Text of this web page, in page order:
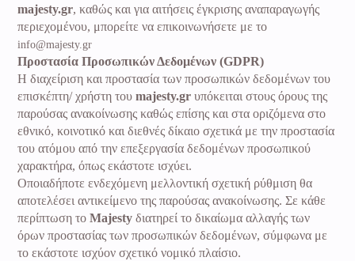
majesty.gr, καθώς και για αιτήσεις έγκρισης αναπαραγωγής
περιεχομένου, μπορείτε να επικοινωνήσετε με το
info@majesty.gr
Προστασία Προσωπικών Δεδομένων (GDPR)
Η διαχείριση και προστασία των προσωπικών δεδομένων του
επισκέπτη/ χρήστη τουmajesty.gr υπόκειται στους όρους της
παρούσας ανακοίνωσης καθώς επίσης και στα οριζόμενα στο
εθνικό, κοινοτικό και διεθνές δίκαιο σχετικά με την προστασία
του ατόμου από την επεξεργασία δεδομένων προσωπικού
χαρακτήρα, όπως εκάστοτε ισχύει.
Οποιαδήποτε ενδεχόμενη μελλοντική σχετική ρύθμιση θα
αποτελέσει αντικείμενο της παρούσας ανακοίνωσης. Σε κάθε
περίπτωση τοMajesty διατηρεί το δικαίωμα αλλαγής των
όρων προστασίας των προσωπικών δεδομένων, σύμφωνα με
το εκάστοτε ισχύον σχετικό νομικό πλαίσιο.